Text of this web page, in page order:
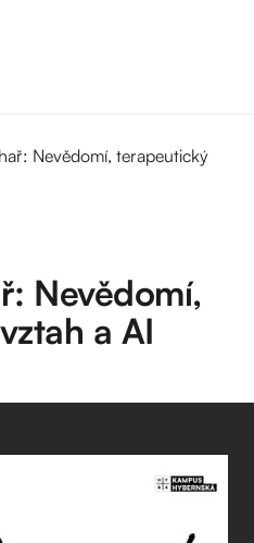
Nevědomí, terapeutický
Nevědomí,
a AI